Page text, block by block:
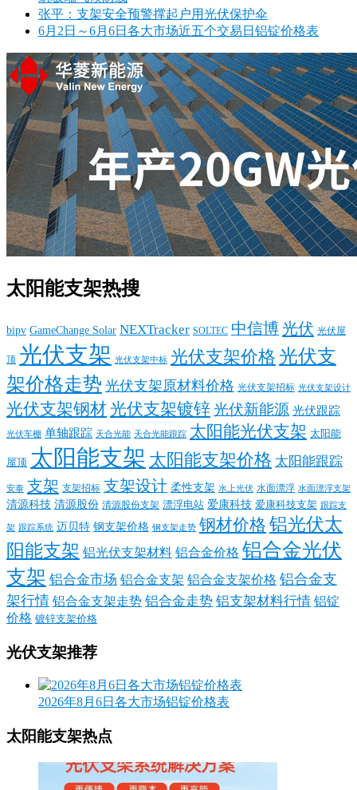
张平：支架安全预警撑起户用光伏保护伞
6月2日～6月6日各大市场近五个交易日铝锭价格表
太阳能支架热搜
bipv GameChange Solar NEXTracker SOLTEC 中信博光伏 光伏屋
顶 光伏支架 光伏支架中标 光伏支架价格 光伏支
架价格走势 光伏支架原材料价格 光伏支架招标 光伏支架设计
光伏支架钢材光伏支架镀锌光伏新能源 光伏跟踪
光伏车棚 单轴跟踪 天合光能 天合光能跟踪 太阳能光伏支架 太阳能
屋顶 太阳能支架 太阳能支架价格 太阳能跟踪
安泰 支架 支架招标 支架设计 柔性支架 水上光伏 水面漂浮 水面漂浮支架
清源科技 清源股份 清源股份支架 漂浮电站 爱康科技 爱康科技支架 跟踪支
架 跟踪系统 迈贝特 钢支架价格 钢支架走势 钢材价格 铝光伏太
阳能支架 铝光伏支架材料 铝合金价格 铝合金光伏
支架 铝合金市场 铝合金支架 铝合金支架价格 铝合金支
架行情 铝合金支架走势 铝合金走势 铝支架材料行情 铝锭
价格 镀锌支架价格
光伏支架推荐
2026年8月6日各大市场铝锭价格表
太阳能支架热点